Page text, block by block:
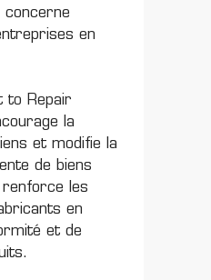
concerne
en
to Repair
la
et modifie la
de biens
les
en
et de